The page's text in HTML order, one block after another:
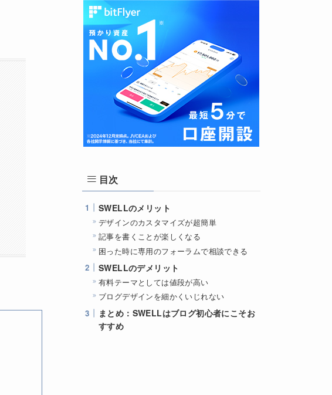
目次
SWELLのメリット
デザインのカスタマイズが超簡単
記事を書くことが楽しくなる
困った時に専用のフォーラムで相談できる
SWELLのデメリット
有料テーマとしては値段が高い
ブログデザインを細かくいじれない
まとめ：SWELLはブログ初心者にこそお
すすめ